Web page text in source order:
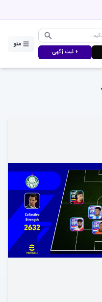
+ ثبت آگهی
منو